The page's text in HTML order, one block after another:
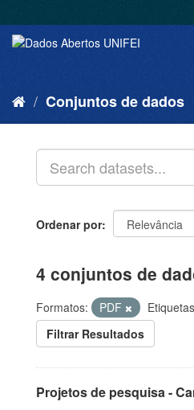
Conjuntos de dados
Ordenar por
4 conjuntos de
Formatos: PDF
Filtrar Resultados
Projetos de pesquisa -